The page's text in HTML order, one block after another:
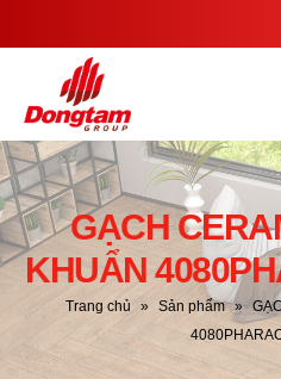
GẠCH
KHUẨN
Trang chủ » Sản phẩm »